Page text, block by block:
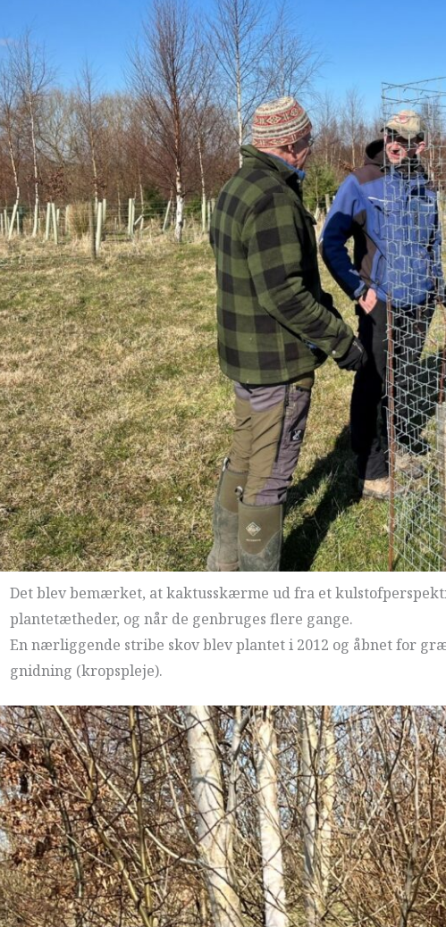
Det blev bemærket, at kaktusskærme ud fra et
plantetætheder, og når de genbruges flere gange.
En nærliggende stribe skov blev plantet i 2012 og åbnet for
gnidning (kropspleje).